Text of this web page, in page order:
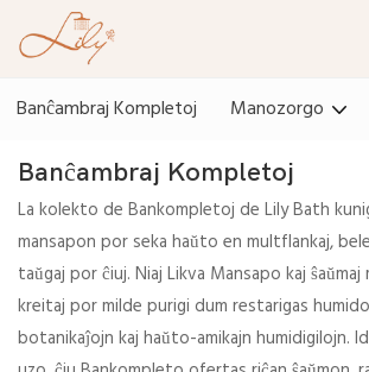
Banĉambraj Kompletoj Manozorgo
Banĉambraj Kompletoj
La kolekto de Bankompletoj de Lily Bath
mansapon por seka haŭto en multflankaj,
taŭgaj por ĉiuj. Niaj Likva Mansapo kaj
kreitaj por milde purigi dum restarigas
botanikaĵojn kaj haŭto-amikajn humidigilojn.